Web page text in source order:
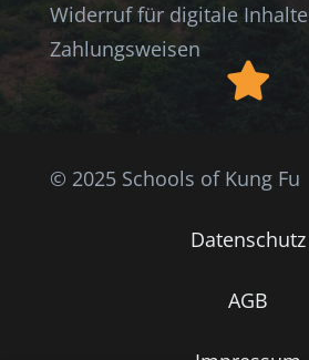
Widerruf für digitale Inhalte
Zahlungsweisen
© 2025 Schools of Kung Fu
Datenschutz
AGB